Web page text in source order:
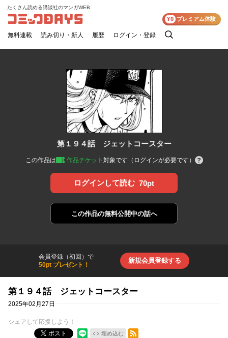
コミックDAYS
たくさん読める講談社のマンガWEB
無料連載 読み切り・新人 履歴 ログイン・登録
検
¥0 プレミアム体験
第１９４話 ジェットコースター
この作品は 作品チケット 対象です（ログインが必要です）
ログインして読む 70pt
この作品の無料公開中の話へ
会員登録（初回）で
50pt プレゼント！
新規会員登録する
第１９４話 ジェットコースター
2025年02月27日
シェアして応援しよう！
ポスト
埋め込む
RSSフィード